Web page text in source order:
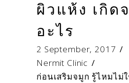
ผิวแห้ง เกิด
อะไร
2 September, 2017
Nermit Clinic
ก่อนเสริมจมูก รู้ไหมไม่